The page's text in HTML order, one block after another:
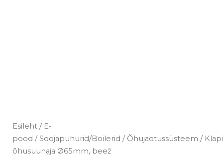
Esileht/ E-
pood / Soojapuhurid/Boilerid / Õhujaotussüsteem /
õhusuunaja Ø65mm, beež